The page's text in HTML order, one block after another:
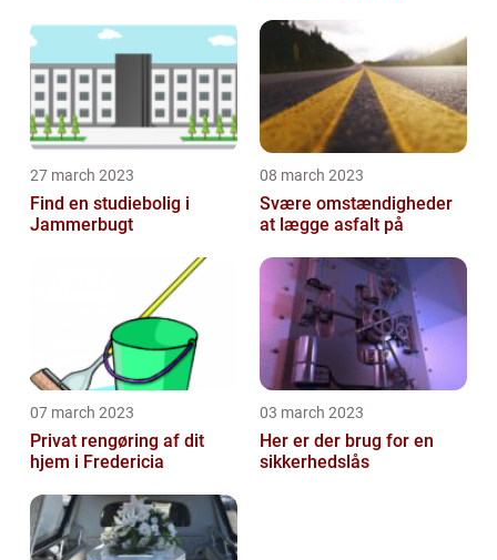
27 march 2023
Find en studiebolig i
Jammerbugt
08 march 2023
Svære omstændigheder
at lægge asfalt på
07 march 2023
Privat rengøring af dit
hjem i Fredericia
03 march 2023
Her er der brug for en
sikkerhedslås